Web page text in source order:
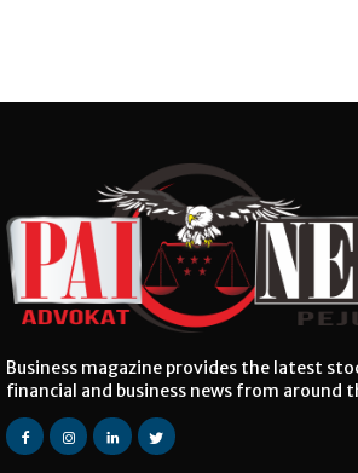
Business magazine provides the latest
financial and business news from around